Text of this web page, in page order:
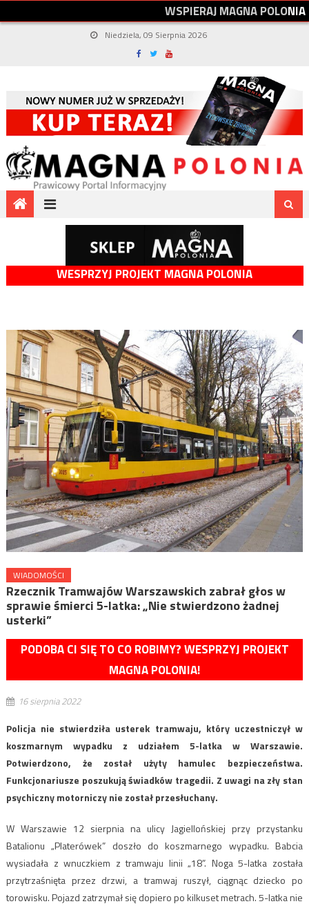
WSPIERAJMAGNAPOLONIA
Niedziela, 09 Sierpnia 2026
WESPRZYJ PROJEKT MAGNA POLONIA
WIADOMOŚCI
Rzecznik Tramwajów Warszawskich zabrał głos w
sprawie śmierci 5-latka: „Nie stwierdzono żadnej
usterki”
PODOBA CI SIĘ TO CO ROBIMY? WESPRZYJ PROJEKT
MAGNA POLONIA!
16 sierpnia 2022
Policja nie stwierdziła usterek tramwaju, który uczestniczył w
koszmarnym wypadku z udziałem 5-latka w Warszawie.
Potwierdzono, że został użyty hamulec bezpieczeństwa.
Funkcjonariusze poszukują świadków tragedii. Z uwagi na zły stan
psychiczny motorniczy nie został przesłuchany.
W Warszawie 12 sierpnia na ulicy Jagiellońskiej przy przystanku
Batalionu „Platerówek” doszło do koszmarnego wypadku. Babcia
wysiadała z wnuczkiem z tramwaju linii „18”. Noga 5-latka została
przytrzaśnięta przez drzwi, a tramwaj ruszył, ciągnąc dziecko po
torowisku. Pojazd zatrzymał się dopiero po kilkuset metrach. 5-latka nie